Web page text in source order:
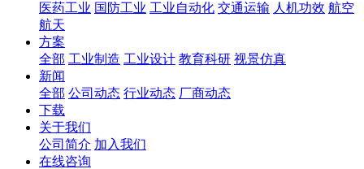
医药工业 国防工业 工业自动化 交通运输 人机功效 航空
航天
方案
全部 工业制造 工业设计 教育科研 视景仿真
新闻
全部 公司动态 行业动态 厂商动态
下载
关于我们
公司简介 加入我们
在线咨询